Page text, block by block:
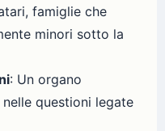
famiglie che
minori sotto la
: Un organo
questioni legate